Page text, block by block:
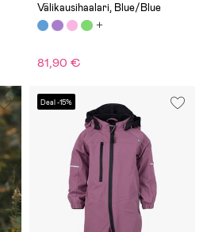
Välikausihaalari, Blue/Blue
81,90 €
Deal -15%